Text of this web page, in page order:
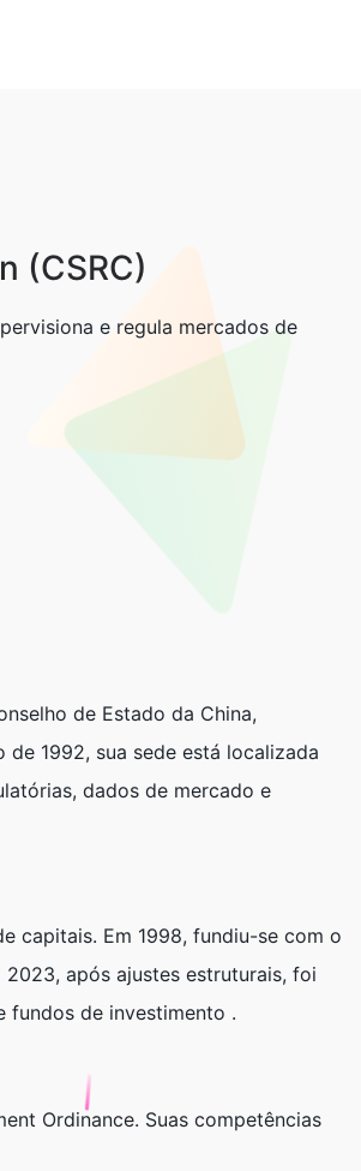
(CSRC)
e regula mercados de
de Estado da China,
1992, sua sede está localizada
dados de mercado e
capitais. Em 1998, fundiu-se com o
após ajustes estruturais, foi
fundos de investimento .
Ordinance. Suas competências